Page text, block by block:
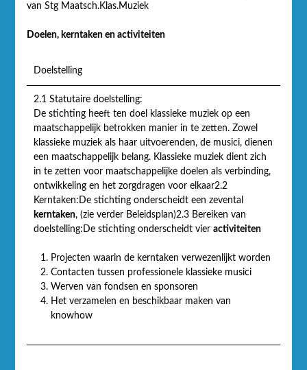
van Stg Maatsch.Klas.Muziek
Doelen, kerntaken en activiteiten
Doelstelling
2.1 Statutaire doelstelling:
De stichting heeft ten doel klassieke muziek op een
maatschappelijk betrokken manier in te zetten. Zowel
klassieke muziek als haar uitvoerenden, de musici, dienen
een maatschappelijk belang. Klassieke muziek dient zich
in te zetten voor maatschappelijke doelen als verbinding,
ontwikkeling en het zorgdragen voor elkaar2.2
Kerntaken:De stichting onderscheidt een zevental
kerntaken, (zie verder Beleidsplan)2.3 Bereiken van
doelstelling:De stichting onderscheidt vier activiteiten
Projecten waarin de kerntaken verwezenlijkt worden
Contacten tussen professionele klassieke musici
Werven van fondsen en sponsoren
Het verzamelen en beschikbaar maken van
knowhow